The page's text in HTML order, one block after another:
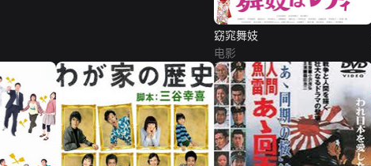
窈窕舞妓
电影